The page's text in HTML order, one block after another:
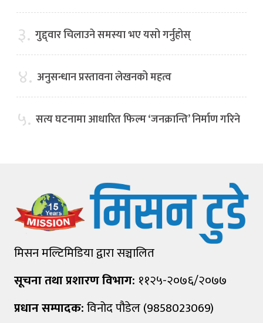
३. गुद्द्वार चिलाउने समस्या भए यसो गर्नुहोस्
४. अनुसन्धान प्रस्तावना लेखनको महत्व
५. सत्य घटनामा आधारित फिल्म ‘जनक्रान्ति’ निर्माण गरिने
मिसन मल्टिमिडिया द्वारा सञ्चालित
सूचना तथा प्रशारण विभाग: ११२५-२०७६/२०७७
प्रधान सम्पादक:विनोद पौडेल (9858023069)